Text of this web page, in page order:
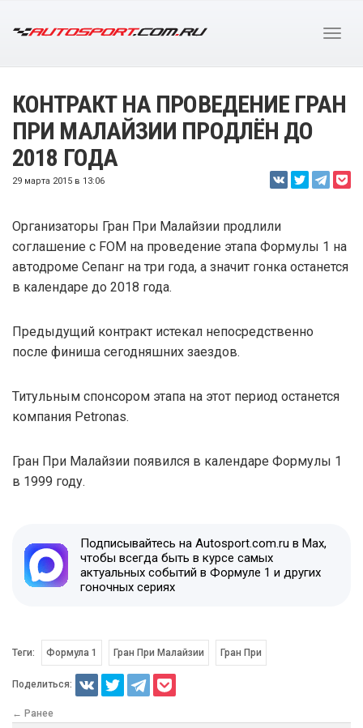
КОНТРАКТ НА ПРОВЕДЕНИЕ ГРАН
ПРИ МАЛАЙЗИИ ПРОДЛЁН ДО
2018 ГОДА
29 марта 2015 в 13:06
Организаторы Гран При Малайзии продлили
соглашение с FOM на проведение этапа Формулы 1 на
автодроме Сепанг на три года, а значит гонка останется
в календаре до 2018 года.
Предыдущий контракт истекал непосредственно
после финиша сегодняшних заездов.
Титульным спонсором этапа на этот период останется
компания Petronas.
Гран При Малайзии появился в календаре Формулы 1
в 1999 году.
Подписывайтесь на Autosport.com.ru в Max,
чтобы всегда быть в курсе самых
актуальных событий в Формуле 1 и других
гоночных сериях
Теги: Формула 1 Гран При Малайзии Гран При
Поделиться:
← Ранее